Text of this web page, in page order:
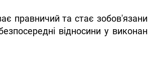
правничий та стає
відносини у